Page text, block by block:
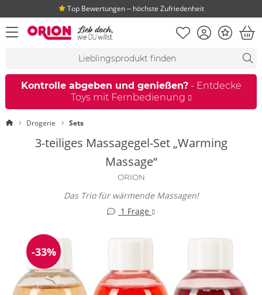
Top Bewertungen ‒ höchste Zufriedenheit
Menü öffnen Merkliste
KontoBonus
Kontrolle abgeben und genießen?- Entdecke
Toys mit Fernbedienung
Startseite
Drogerie Sets
3-teiliges Massagegel-Set „Warming
Massage“
ORION
Das Trio für wärmende Massagen!
1 Frage
Reduzierung
-33%